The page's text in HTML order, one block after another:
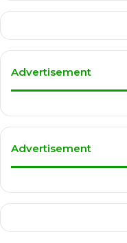
Advertisement
Advertisement